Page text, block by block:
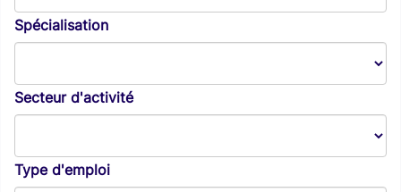
Spécialisation
Secteur d'activité
Type d'emploi